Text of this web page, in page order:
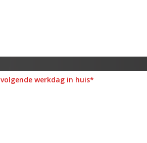
volgende werkdag in huis*